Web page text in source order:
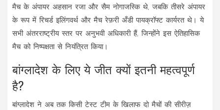
मैच के अंपायर अहसान रजा और सैम नोगाजस्कि थे, जबकि तीसरे अंपायर
के रूप में रिचर्ड इलिंगवर्थ और मैच रेफ़री अँडी पायक्रॉफ्ट कार्यरत थे। ये
सभी अंतरराष्ट्रीय स्तर पर अनुभवी अधिकारी हैं, जिन्होंने इस ऐतिहासिक
मैच को निष्पक्षता से नियंत्रित किया।
बांग्लादेश के लिए ये जीत क्यों इतनी महत्वपूर्ण
है?
बांग्लादेश ने अब तक किसी टेस्ट टीम के खिलाफ दो मैचों की सीरीज़